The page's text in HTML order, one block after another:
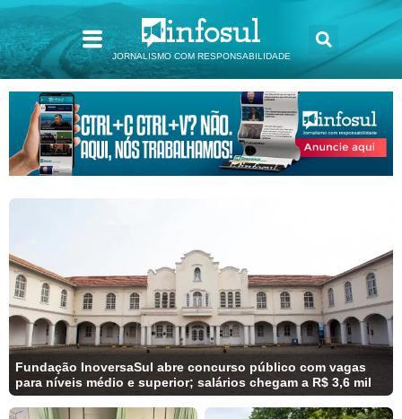
JORNALISMO COM RESPONSABILIDADE
Fundação InoversaSul abre concurso público com vagas
para níveis médio e superior; salários chegam a R$ 3,6 mil